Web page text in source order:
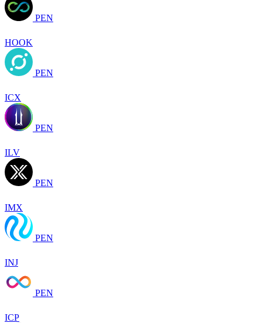
PEN
HOOK
PEN
ICX
PEN
ILV
PEN
IMX
PEN
INJ
PEN
ICP